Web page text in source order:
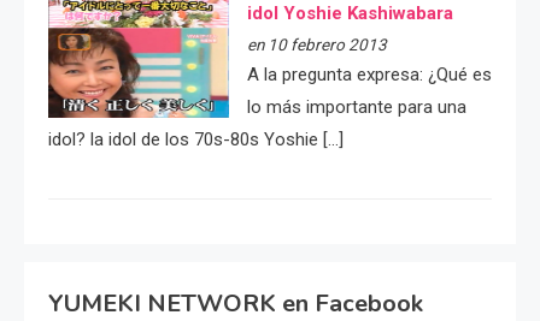
idol Yoshie Kashiwabara
en 10 febrero 2013
A la pregunta expresa: ¿Qué es
lo más importante para una
idol? la idol de los 70s-80s Yoshie […]
YUMEKI NETWORK en Facebook